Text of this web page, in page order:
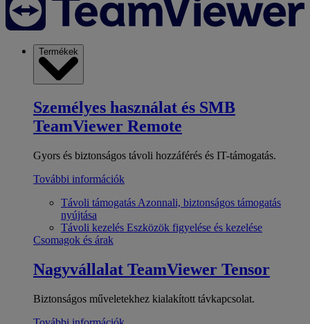
Termékek
Személyes használat és SMB
TeamViewer Remote
Gyors és biztonságos távoli hozzáférés és IT-támogatás.
További információk
Távoli támogatás Azonnali, biztonságos támogatás
nyújtása
Távoli kezelés Eszközök figyelése és kezelése
Csomagok és árak
Nagyvállalat TeamViewer Tensor
Biztonságos műveletekhez kialakított távkapcsolat.